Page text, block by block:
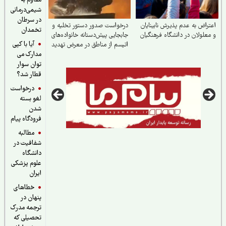
شیمی‌درمانی
در سرطان
تخمدان
آیا با کپی
مدارک می
توان سوار
قطار شد؟
درخواست
لغو بسته
فرودگاه پیام
مطالبه
شفافیت در
دانشگاه
علوم پزشکی
خطاهای
پنهان در
ترجمه مدرک
تحصیلی که
به عدم پذیرش نابینایان
در دانشگاه فرهنگیان
درخواست صدور دستور تخلیه و
جابجایی پیش‌دستانه خانواده‌های
اتیسم از مناطق در معرض تهدید